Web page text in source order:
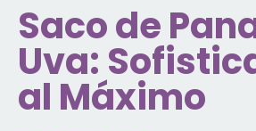
Saco de
Uva:
al Máximo